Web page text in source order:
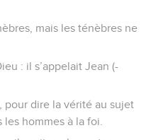
mais les ténèbres ne
: il s’appelait Jean (-
pour dire la vérité au sujet
hommes à la foi.